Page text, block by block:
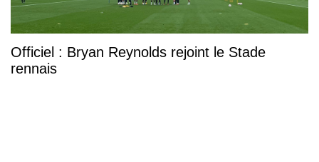
Officiel : Bryan Reynolds rejoint le Stade
rennais